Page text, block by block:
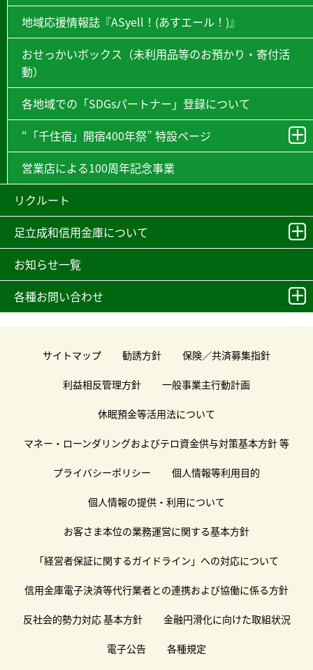
地域応援情報誌『ASyell！(あすエール！)』
おせっかいボックス（未利用品等のお預かり・寄付活
動）
各地域での「SDGsパートナー」登録について
“「千住宿」開宿400年祭” 特設ページ
営業店による100周年記念事業
リクルート
足立成和信用金庫について
お知らせ一覧
各種お問い合わせ
サイトマップ 勧誘方針 保険／共済募集指針
利益相反管理方針 一般事業主行動計画
休眠預金等活用法について
マネー・ローンダリングおよびテロ資金供与対策基本方針 等
プライバシーポリシー 個人情報等利用目的
個人情報の提供・利用について
お客さま本位の業務運営に関する基本方針
「経営者保証に関するガイドライン」への対応について
信用金庫電子決済等代行業者との連携および協働に係る方針
反社会的勢力対応 基本方針 金融円滑化に向けた取組状況
電子公告 各種規定